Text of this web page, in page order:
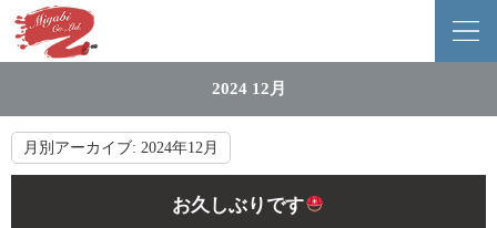
2024 12月
月別アーカイブ: 2024年12月
お久しぶりです